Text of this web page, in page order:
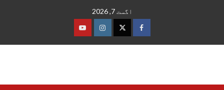
اگست 7, 2026
فیس
ٹوئٹرانسٹاگرام
یوٹیوب